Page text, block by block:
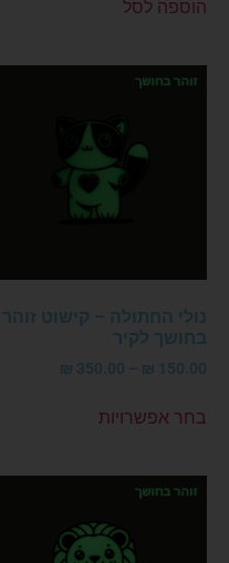
הוספה לסל
נוּלִי החתולה – קישוט זוהר
בחושך לקיר
150.00
₪
–
350.00
₪
בחר אפשרויות